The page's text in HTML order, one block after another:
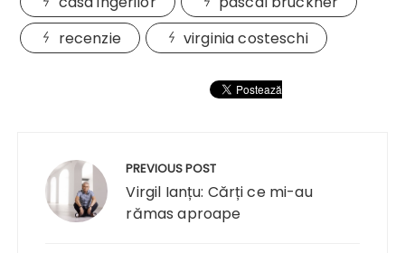
recenzie
virginia costeschi
articole
PREVIOUS POST
Virgil Ianțu: Cărți ce mi-au
rămas aproape